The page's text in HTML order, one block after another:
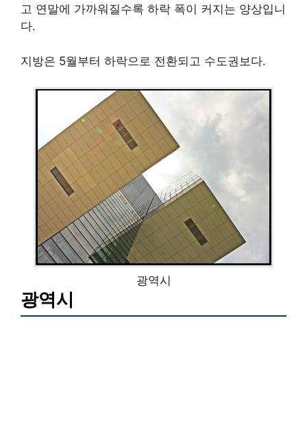
고 연말에 가까워질수록 하락 폭이 커지는 양상입니
다.
지방은 5월부터 하락으로 전환되고 수도권보다.
광역시
광역시